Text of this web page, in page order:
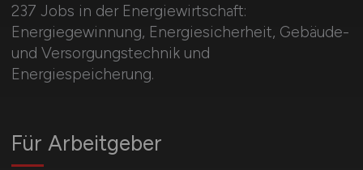
237 Jobs in der Energiewirtschaft:
Energiegewinnung, Energiesicherheit, Gebäude-
und Versorgungstechnik und
Energiespeicherung.
Für Arbeitgeber